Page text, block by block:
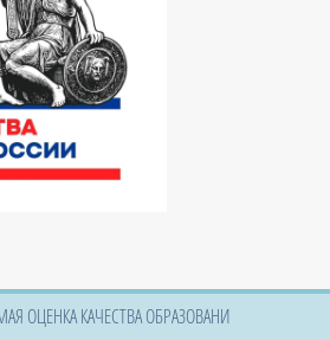
ОЦЕНКА КАЧЕСТВА ОБРАЗОВАНИ